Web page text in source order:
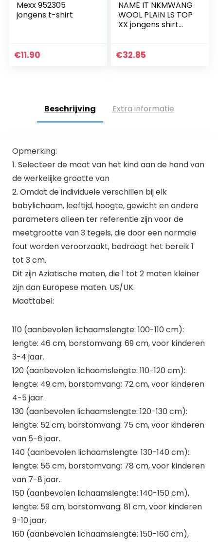
Mexx 952305
jongens t-shirt
€11.90
NAME IT NKMWANG
WOOL PLAIN LS TOP
XX jongens shirt
€32.85
Beschrijving Extra informatie
Opmerking:
1. Selecteer de maat van het kind aan de hand van
de werkelijke grootte van
2. Omdat de individuele verschillen bij elk
babylichaam, leeftijd, hoogte, gewicht en andere
parameters alleen ter referentie zijn voor de
meetgrootte van 3 tegels, die door een normale
fout worden veroorzaakt, bedraagt het bereik 1
tot 3 cm.
Dit zijn Aziatische maten, die 1 tot 2 maten kleiner
zijn dan Europese maten. US/UK.
Maattabel:
110 (aanbevolen lichaamslengte: 100-110 cm):
lengte: 46 cm, borstomvang: 69 cm, voor kinderen
3-4 jaar.
120 (aanbevolen lichaamslengte: 110-120 cm):
lengte: 49 cm, borstomvang: 72 cm, voor kinderen
4-5 jaar.
130 (aanbevolen lichaamslengte: 120-130 cm):
lengte: 52 cm, borstomvang: 75 cm, voor kinderen
van 5-6 jaar.
140 (aanbevolen lichaamslengte: 130-140 cm):
lengte: 56 cm, borstomvang: 78 cm, voor kinderen
van 7-8 jaar.
150 (aanbevolen lichaamslengte: 140-150 cm),
lengte: 59 cm, borstomvang: 81 cm, voor kinderen
9-10 jaar.
160 (aanbevolen lichaamslengte: 150-160 cm),